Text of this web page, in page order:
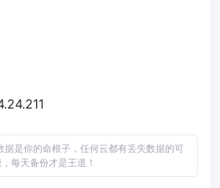
据是你的命根子，任何云都有丢失数据的可
每天备份才是王道！